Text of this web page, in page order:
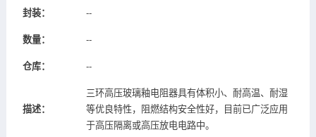
封装：
--
数量：
--
仓库：
--
描述：
三环高压玻璃釉电阻器具有体积小、耐高温、耐湿
等优良特性，阻燃结构安全性好，目前已广泛应用
于高压隔离或高压放电电路中。